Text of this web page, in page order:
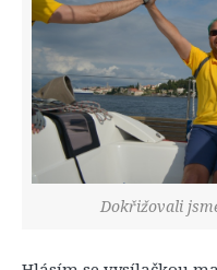
Dokřižovali